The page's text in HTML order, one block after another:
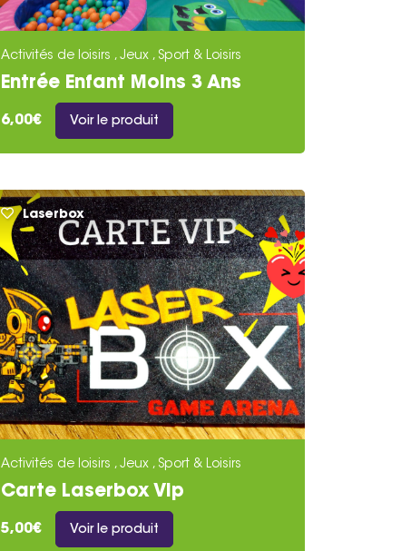
Activités de loisirs , Jeux , Sport & Loisirs
Entrée Enfant Moins 3 Ans
6,00€ Voir le produit
Laserbox
Activités de loisirs , Jeux , Sport & Loisirs
Carte Laserbox Vip
Individuelle
5,00€ Voir le produit